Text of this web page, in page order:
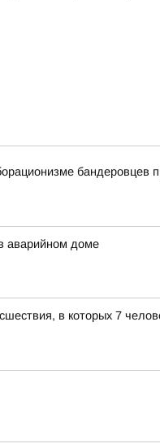
бандеровцев
аварийном доме
в которых 7